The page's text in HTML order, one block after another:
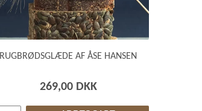
RUGBRØDSGLÆDE AF ÅSE HANSEN
269,00 DKK